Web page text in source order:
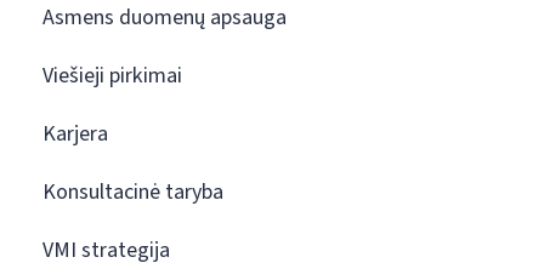
Asmens duomenų apsauga
Viešieji pirkimai
Karjera
Konsultacinė taryba
VMI strategija